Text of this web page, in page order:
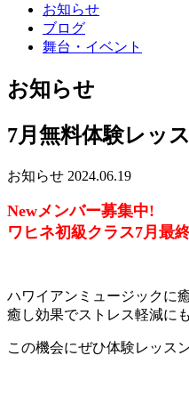
お知らせ
ブログ
舞台・イベント
お知らせ
7月無料体験レッ
お知らせ 2024.06.19
Newメンバー募集中!
ワヒネ初級クラス7月最
ハワイアンミュージックに
癒し効果でストレス軽減に
この機会にぜひ体験レッス